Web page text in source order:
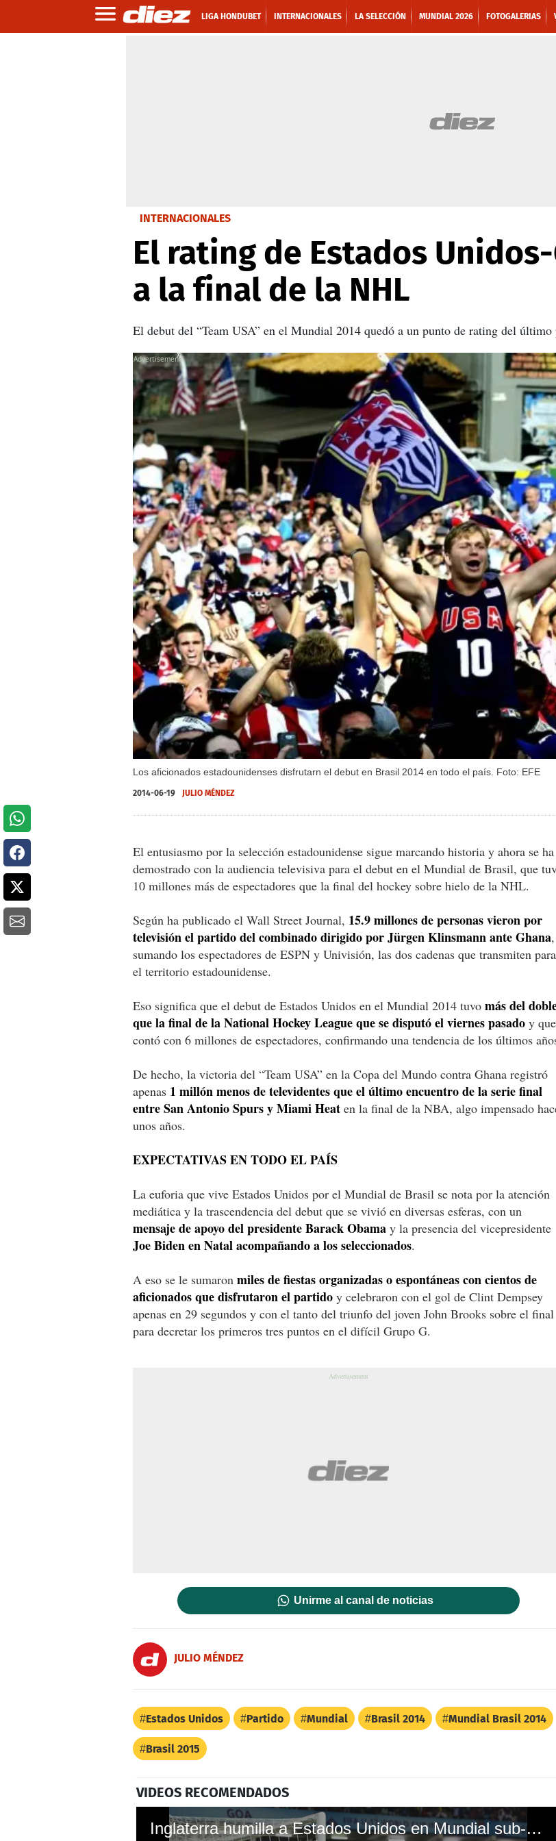
LIGA HONDUBET INTERNACIONALES LA SELECCIÓN MUNDIAL 2026 FOTOGALERIAS
INTERNACIONALES
El rating de Estados
a la final de la NHL
El debut del “Team USA” en el Mundial 2014 quedó a un punto de rating del
Los aficionados estadounidenses disfrutarn el debut en Brasil 2014 en todo el país. Foto: EFE
X
2014-06-19 JULIO MÉNDEZ
El entusiasmo por la selección estadounidense sigue marcando historia y ahora se ha
demostrado con la audiencia televisiva para el debut en el Mundial de Brasil, que
10 millones más de espectadores que la final del hockey sobre hielo de la NHL.
Según ha publicado el Wall Street Journal, 15.9 millones de personas vieron por
televisión el partido del combinado dirigido por Jürgen Klinsmann ante Ghana,
sumando los espectadores de ESPN y Univisión, las dos cadenas que transmiten para
el territorio estadounidense.
Eso significa que el debut de Estados Unidos en el Mundial 2014 tuvo más del
que la final de la National Hockey League que se disputó el viernes pasado y que
contó con 6 millones de espectadores, confirmando una tendencia de los últimos
De hecho, la victoria del “Team USA” en la Copa del Mundo contra Ghana registró
apenas 1 millón menos de televidentes que el último encuentro de la serie final
entre San Antonio Spurs y Miami Heat en la final de la NBA, algo impensado
unos años.
EXPECTATIVAS EN TODO EL PAÍS
La euforia que vive Estados Unidos por el Mundial de Brasil se nota por la atención
mediática y la trascendencia del debut que se vivió en diversas esferas, con un
mensaje de apoyo del presidente Barack Obama y la presencia del vicepresidente
Joe Biden en Natal acompañando a los seleccionados.
A eso se le sumaron miles de fiestas organizadas o espontáneas con cientos de
aficionados que disfrutaron el partido y celebraron con el gol de Clint Dempsey
apenas en 29 segundos y con el tanto del triunfo del joven John Brooks sobre el final
para decretar los primeros tres puntos en el difícil Grupo G.
Unirme al canal de noticias
JULIO MÉNDEZ
Estados Unidos Partido Mundial Brasil 2014 Mundial Brasil 2014
Brasil 2015
VIDEOS RECOMENDADOS
Inglaterra humilla a Estados Unidos en Mundial sub-17 de la India